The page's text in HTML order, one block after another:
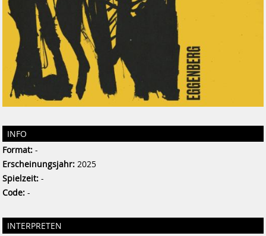
INFO
Format: -
Erscheinungsjahr: 2025
Spielzeit: -
Code: -
INTERPRETEN